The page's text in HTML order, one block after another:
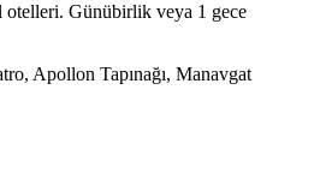
otelleri. Günübirlik veya 1 gece
Apollon Tapınağı, Manavgat